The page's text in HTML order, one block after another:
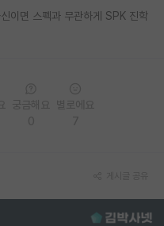
이면 스펙과 무관하게 SPK 진학